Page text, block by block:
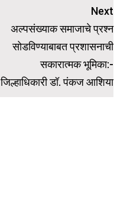
Next
अल्पसंख्याक समाजाचे प्रश्न
सोडविण्याबाबत प्रशासनाची
सकारात्मक भूमिका:-
जिल्हाधिकारी डॉ. पंकज आशिया